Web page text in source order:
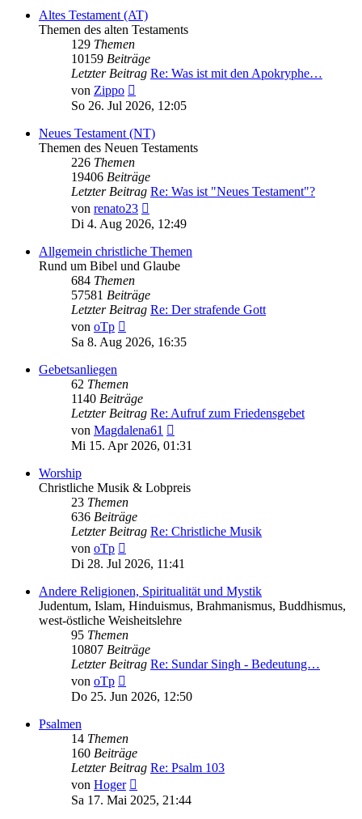
Altes Testament (AT)
Themen des alten Testaments
129 Themen
10159 Beiträge
Letzter Beitrag Re: Was ist mit den Apokryphe…
von Zippo
Beitrag
So 26. Jul 2026, 12:05
Neues Testament (NT)
Themen des Neuen Testaments
226 Themen
19406 Beiträge
Letzter Beitrag Re: Was ist "Neues Testament"?
von renato23
Beitrag
Di 4. Aug 2026, 12:49
Allgemein christliche Themen
Rund um Bibel und Glaube
684 Themen
57581 Beiträge
Letzter Beitrag Re: Der strafende Gott
von oTp
Beitrag
Sa 8. Aug 2026, 16:35
Gebetsanliegen
62 Themen
1140 Beiträge
Letzter Beitrag Re: Aufruf zum Friedensgebet
von Magdalena61
Beitrag
Mi 15. Apr 2026, 01:31
Worship
Christliche Musik & Lobpreis
23 Themen
636 Beiträge
Letzter Beitrag Re: Christliche Musik
von oTp
Beitrag
Di 28. Jul 2026, 11:41
Andere Religionen, Spiritualität und Mystik
Judentum, Islam, Hinduismus, Brahmanismus, Buddhismus,
west-östliche Weisheitslehre
95 Themen
10807 Beiträge
Letzter Beitrag Re: Sundar Singh - Bedeutung…
von oTp
Beitrag
Do 25. Jun 2026, 12:50
Psalmen
14 Themen
160 Beiträge
Letzter Beitrag Re: Psalm 103
von Hoger
Beitrag
Sa 17. Mai 2025, 21:44